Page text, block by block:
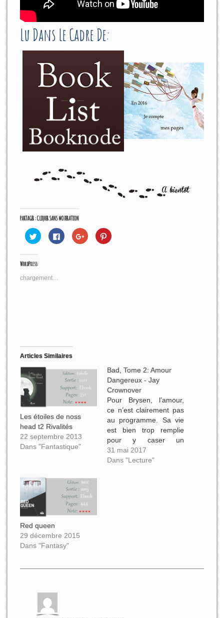
Lu Dans Le Cadre De:
PARTAGER : CLIQUER SANS MODERATION
Cliquez
pour
partager
sur
dans
nouvelle
fenêtre)
Cliquez
pour
partager
Cliquez
pour
partager
Cliquez
pour
WordPress:
chargement…
Articles Similaires
Les étoiles de noss
head t2 Rivalités
22 septembre 2013
Dans "Fantastique"
Bad, Tome 2: Amour
Dangereux - Jay
Crownover
Pour Brysen, l’amour,
ce n’est clairement pas
au programme. Sa vie
est bien trop remplie
pour y caser un
homme. Car, en plus de
ses cours à la fac et de
31 mai 2017
Dans "Lecture"
Red queen
29 décembre 2015
Dans "Fantasy"